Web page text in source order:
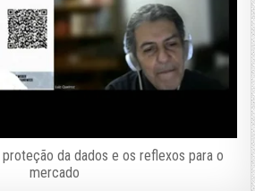
proteção da dados e os reflexos para o
mercado